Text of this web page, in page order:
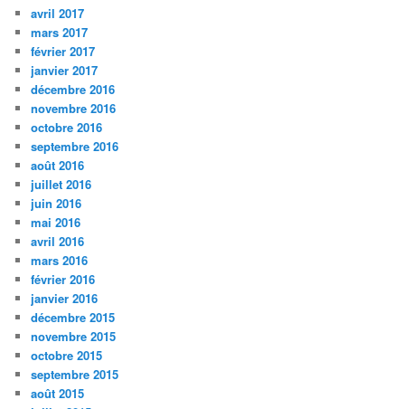
avril 2017
mars 2017
février 2017
janvier 2017
décembre 2016
novembre 2016
octobre 2016
septembre 2016
août 2016
juillet 2016
juin 2016
mai 2016
avril 2016
mars 2016
février 2016
janvier 2016
décembre 2015
novembre 2015
octobre 2015
septembre 2015
août 2015